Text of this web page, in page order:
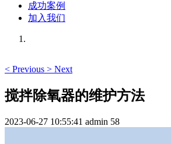
成功案例
加入我们
< Previous > Next
搅拌除氧器的维护方法
2023-06-27 10:55:41 admin 58